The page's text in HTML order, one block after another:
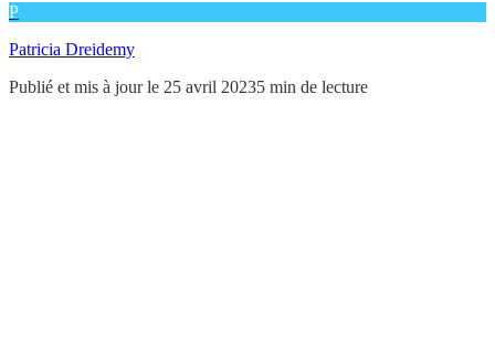
P
Patricia Dreidemy
Publié et mis à jour le 25 avril 20235 min de lecture